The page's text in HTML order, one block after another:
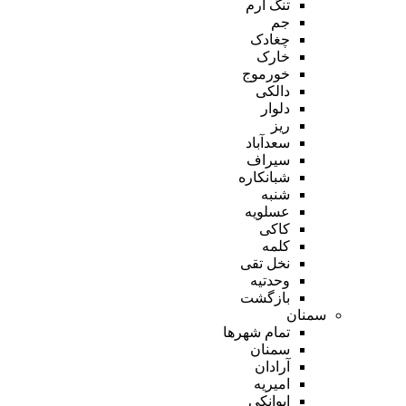
تنگ ارم
جم
چغادک
خارک
خورموج
دالکی
دلوار
ریز
سعدآباد
سیراف
شبانکاره
شنبه
عسلویه
کاکی
کلمه
نخل تقی
وحدتیه
بازگشت
سمنان
تمام شهر‌ها
سمنان
آرادان
امیریه
ایوانکی